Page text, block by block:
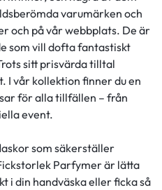
varumärken och
och på vår webbplats. De är
som vill dofta fantastiskt
sitt prisvärda tilltal
I vår kollektion finner du en
för alla tillfällen – från
event.
som säkerställer
Parfymer är lätta
i din handväska eller ficka så